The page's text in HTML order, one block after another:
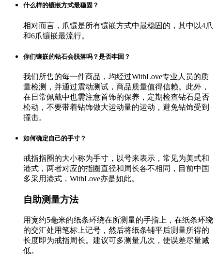
什么样的镶嵌方式最稳固？
相对而言，爪镶是所有镶嵌方式中最稳固的，其中以4爪
和6爪镶嵌最流行。
你们镶嵌的钻石会脱落吗？是否牢固？
我们所售的每一件商品，均经过WithLove专业人员的质
量检测，并通过震动测试，商品质量值得信赖。此外，
在日常佩戴中也需注意首饰的保养，定期检查钻石是否
松动，不要带着钻饰做大运动量的运动，避免钻饰受到
撞击。
如何确定自己的手寸？
戒指指圈的大小称为手寸，以号来表示，常见为美式和
港式，两者对应的指圈直径和周长各不相同，目前中国
多采用港式，WithLove亦是如此。
自助测量方法
用宽约5毫米的纸条环绕在所测量的手指上，在纸条环绕
的交汇处用笔标上记号，然后将纸条铺平后测量所得的
长度即为戒指周长。建议可多测量几次，使误差尽量减
低。